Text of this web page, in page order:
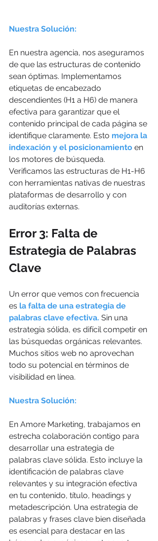
Nuestra Solución:
En nuestra agencia, nos aseguramos
de que las estructuras de contenido
sean óptimas. Implementamos
etiquetas de encabezado
descendientes (H1 a H6) de manera
efectiva para garantizar que el
contenido principal de cada página se
identifique claramente. Esto mejora la
indexación y el posicionamiento en
los motores de búsqueda.
Verificamos las estructuras de H1-H6
con herramientas nativas de nuestras
plataformas de desarrollo y con
auditorías externas.
Error 3: Falta de
Estrategia de Palabras
Clave
Un error que vemos con frecuencia
es la falta de una estrategia de
palabras clave efectiva. Sin una
estrategia sólida, es difícil competir en
las búsquedas orgánicas relevantes.
Muchos sitios web no aprovechan
todo su potencial en términos de
visibilidad en línea.
Nuestra Solución:
En Amore Marketing, trabajamos en
estrecha colaboración contigo para
desarrollar una estrategia de
palabras clave sólida. Esto incluye la
identificación de palabras clave
relevantes y su integración efectiva
en tu contenido, título, headings y
metadescripción. Una estrategia de
palabras y frases clave bien diseñada
es esencial para destacar en las